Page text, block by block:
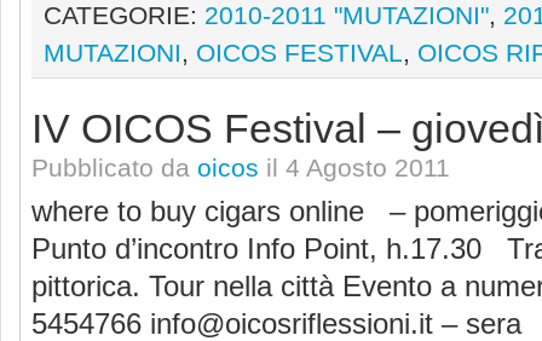
CATEGORIE: 2010-2011 "MUTAZIONI",
MUTAZIONI, OICOS FESTIVAL, OICOS
IV OICOS Festival –
Pubblicato da oicos il 4 Agosto 2011
where to buy cigars online –
Punto d’incontro Info Point, h.17.30
pittorica. Tour nella città Evento a
5454766 info@oicosriflessioni.it –